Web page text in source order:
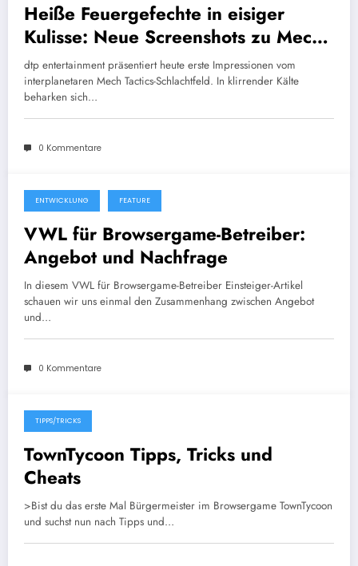
Heiße Feuergefechte in eisiger
Kulisse: Neue Screenshots zu Mech
Tactics
dtp entertainment präsentiert heute erste Impressionen vom
interplanetaren Mech Tactics-Schlachtfeld. In klirrender Kälte
beharken sich…
0 Kommentare
20. April 2012
ENTWICKLUNG FEATURE
VWL für Browsergame-Betreiber:
Angebot und Nachfrage
In diesem VWL für Browsergame-Betreiber Einsteiger-Artikel
schauen wir uns einmal den Zusammenhang zwischen Angebot
und…
0 Kommentare
20. April 2012
TIPPS/TRICKS
TownTycoon Tipps, Tricks und
Cheats
>Bist du das erste Mal Bürgermeister im Browsergame TownTycoon
und suchst nun nach Tipps und…